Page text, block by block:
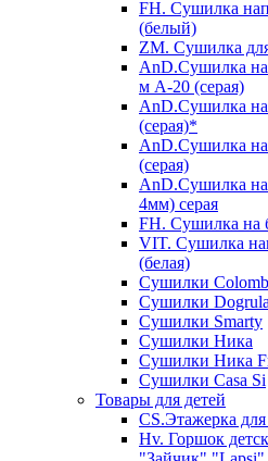
FH. Сушилка
(белый)
ZM. Сушилка
AnD.Сушилка
м А-20 (серая)
AnD.Сушилка
(серая)*
AnD.Сушилка
(серая)
AnD.Сушилка
4мм) серая
FH. Сушилка на
VIT. Сушилка
(белая)
Cушилки
Сушилки
Сушилки Smarty
Сушилки Ника
Сушилки Ника
Сушилки Сasa Si
Товары для детей
CS.Этажерка
Hv. Горшок